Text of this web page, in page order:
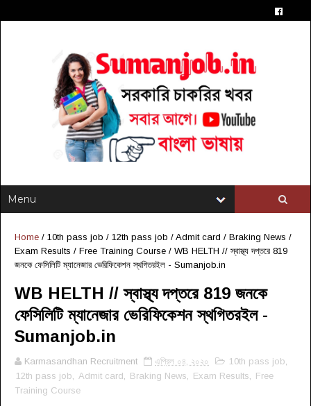
Home / 10th pass job / 12th pass job / Admit card / Braking News /
Exam Results / Free Training Course / WB HELTH // স্বাস্থ্য দপ্তরে 819
জনকে ফেসিলিটি ম্যানেজার ভেরিফিকেশন স্থগিতরইল - Sumanjob.in
WB HELTH // স্বাস্থ্য দপ্তরে 819 জনকে
ফেসিলিটি ম্যানেজার ভেরিফিকেশন স্থগিতরইল -
Sumanjob.in
Karmasandhan Recruitment এপ্রিল ০৪, ২০২০ 10th pass job
12th pass job
Admit card Braking News Exam Results
Free
Training Course